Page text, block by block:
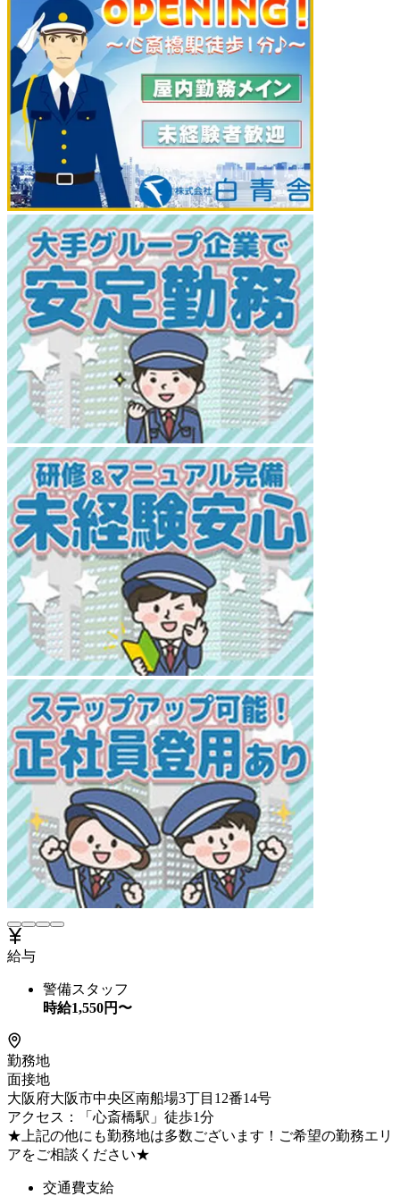
給与
警備スタッフ
時給1,550円〜
勤務地
面接地
大阪府大阪市中央区南船場3丁目12番14号
アクセス：「心斎橋駅」徒歩1分
★上記の他にも勤務地は多数ございます！ご希望の勤務エリ
アをご相談ください★
交通費支給